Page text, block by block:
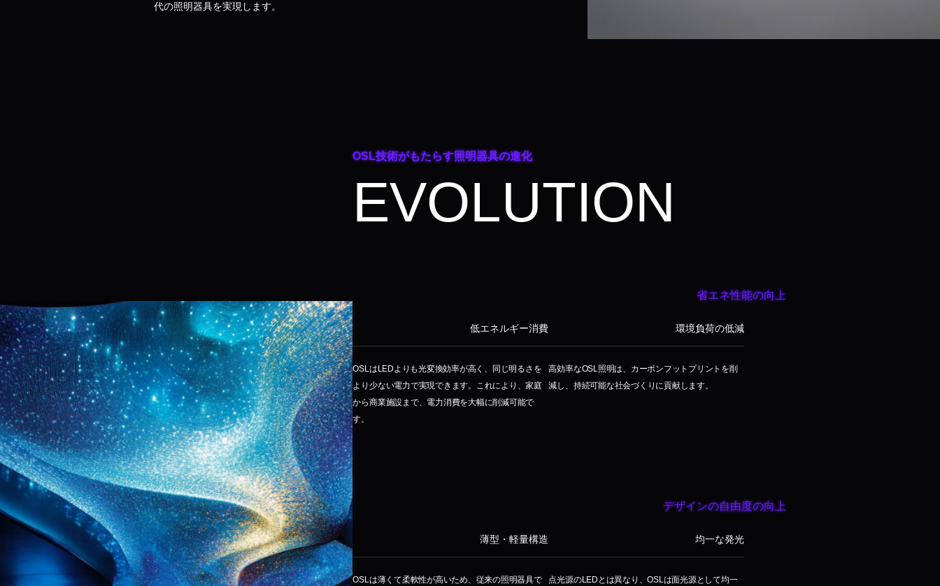
代の照明器具を実現します。
OSL技術がもたらす照明器具の進化
EVOLUTION
省エネ性能の向上
低エネルギー消費
OSLはLEDよりも光変換効率が高く、同じ明るさを
より少ない電力で実現できます。これにより、家庭
から商業施設まで、電力消費を大幅に削減可能で
す。
環境負荷の低減
高効率なOSL照明は、カーボンフットプリントを削
減し、持続可能な社会づくりに貢献します。
デザインの自由度の向上
薄型・軽量構造
OSLは薄くて柔軟性が高いため、従来の照明器具で
均一な発光
点光源のLEDとは異なり、OSLは面光源として均一